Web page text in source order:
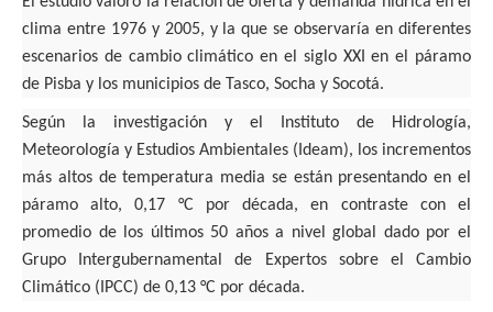
clima entre 1976 y 2005, y la que se observaría en diferentes
escenarios de cambio climático en el siglo XXI en el páramo
de Pisba y los municipios de Tasco, Socha y Socotá.
Según la investigación y el Instituto de Hidrología,
Meteorología y Estudios Ambientales (Ideam), los incrementos
más altos de temperatura media se están presentando en el
páramo alto, 0,17 °C por década, en contraste con el
promedio de los últimos 50 años a nivel global dado por el
Grupo Intergubernamental de Expertos sobre el Cambio
Climático (IPCC) de 0,13 °C por década.